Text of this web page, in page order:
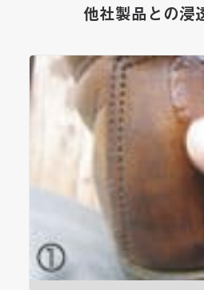
他社製品との浸